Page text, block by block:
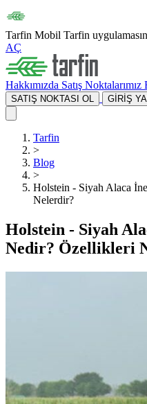
Tarfin Mobil Tarfin
AÇ
Hakkımızda Satış Noktalarımız
SATIŞ NOKTASI OL GİRİŞ
Tarfin
>
Blog
>
Holstein - Siyah Alaca
Nelerdir?
Holstein - Siyah
Nedir? Özellikleri